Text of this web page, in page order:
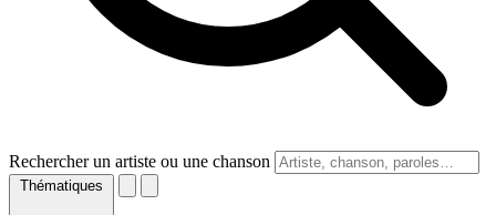
Rechercher un artiste ou une chanson
Thématiques